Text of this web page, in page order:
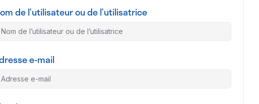
de l’utilisateur ou de l’utilisatrice
e-mail